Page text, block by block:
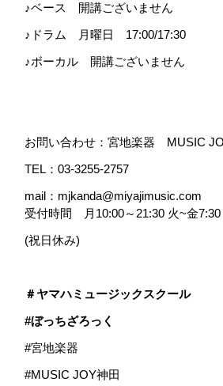
♪ベース 開講ございません
♪ドラム 月曜日 17:00/17:30
♪ボーカル 開講ございません
お問い合わせ：宮地楽器 MUSIC
TEL：03-3255-2757
mail：mjkanda@miyajimusic.com
受付時間 月10:00～21:30 火~金7:30
(祝日休み)
＃ヤマハミュージックスクール
#ぼっちざろっく
#宮地楽器
#MUSIC JOY神田